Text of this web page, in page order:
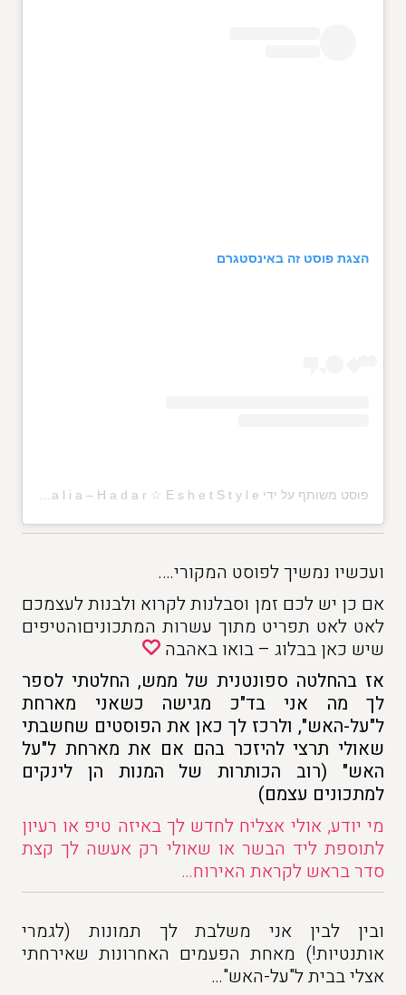
הצגת פוסט זה באינסטגרם
פוסט משותף על ידי ‏‎☆ T a l i a – H a d a r ☆ E s h e t S t y l e‎‏ (@‏‎taliahadar_eshetstyle‎‏)
ועכשיו נמשיך לפוסט המקורי….
אם כן יש לכם זמן וסבלנות לקרוא ולבנות לעצמכם
לאט לאט תפריט מתוך עשרות המתכוניםוהטיפים
שיש כאן בבלוג – בואו באהבה
אז בהחלטה ספונטנית של ממש, החלטתי לספר
לך מה אני בד"כ מגישה כשאני מארחת
ל"על-האש", ולרכז לך כאן את הפוסטים שחשבתי
שאולי תרצי להיזכר בהם אם את מארחת ל"על
האש" (רוב הכותרות של המנות הן לינקים
למתכונים עצמם)
מי יודע, אולי אצליח לחדש לך באיזה טיפ או רעיון
לתוספת ליד הבשר או שאולי רק אעשה לך קצת
סדר בראש לקראת האירוח…
ובין לבין אני משלבת לך תמונות (לגמרי
אותנטיות!) מאחת הפעמים האחרונות שאירחתי
אצלי בבית ל"על-האש"…